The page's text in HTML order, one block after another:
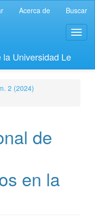
Acerca de Buscar
Universidad Le
2 (2024)
de
en la